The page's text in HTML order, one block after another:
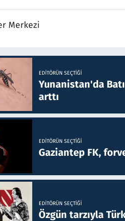
Merkezi
EDITÖRÜN SEÇTIĞI
Yunanistan'da
arttı
EDITÖRÜN SEÇTIĞI
Gaziantep FK,
EDITÖRÜN SEÇTIĞI
Özgün tarzıyla